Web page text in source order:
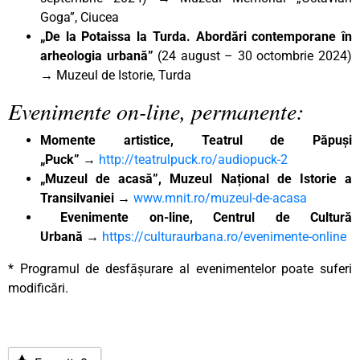
Goga”, Ciucea
„De la Potaissa la Turda. Abordări contemporane în
arheologia urbană” (24 august – 30 octombrie 2024)
→ Muzeul de Istorie, Turda
Evenimente on-line, permanente:
Momente artistice, Teatrul de Păpuși
„Puck” → http://teatrulpuck.ro/audiopuck-2
„Muzeul de acasă”, Muzeul Național de Istorie a
Transilvaniei → www.mnit.ro/muzeul-de-acasa
Evenimente on-line, Centrul de Cultură
Urbană → https://culturaurbana.ro/evenimente-online
* Programul de desfășurare al evenimentelor poate suferi
modificări.